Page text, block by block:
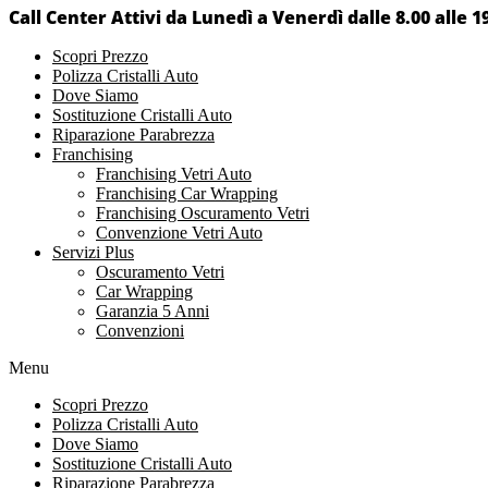
Call Center Attivi da Lunedì a Venerdì dalle 8.00 alle
Scopri Prezzo
Polizza Cristalli Auto
Dove Siamo
Sostituzione Cristalli Auto
Riparazione Parabrezza
Franchising
Franchising Vetri Auto
Franchising Car Wrapping
Franchising Oscuramento Vetri
Convenzione Vetri Auto
Servizi Plus
Oscuramento Vetri
Car Wrapping
Garanzia 5 Anni
Convenzioni
Menu
Scopri Prezzo
Polizza Cristalli Auto
Dove Siamo
Sostituzione Cristalli Auto
Riparazione Parabrezza